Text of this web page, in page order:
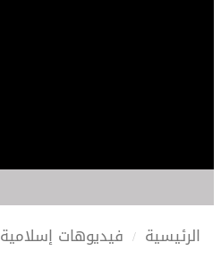
الرئيسية فيديوهات إسلامية